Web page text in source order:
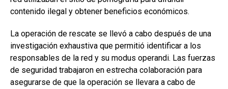
contenido ilegal y obtener beneficios económicos.
La operación de rescate se llevó a cabo después de una
investigación exhaustiva que permitió identificar a los
responsables de la red y su modus operandi. Las fuerzas
de seguridad trabajaron en estrecha colaboración para
asegurarse de que la operación se llevara a cabo de